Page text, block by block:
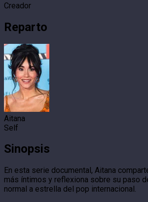
Creador
Reparto
Aitana
Self
Sinopsis
En esta serie documental, Aitana
más íntimos y reflexiona sobre su paso
normal a estrella del pop internacional.